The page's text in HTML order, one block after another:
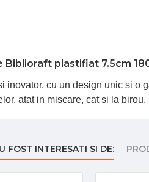
Biblioraft plastifiat 7.5cm
inovator, cu un design unic si o
atat in miscare, cat si la birou.
FOST INTERESATI SI DE: